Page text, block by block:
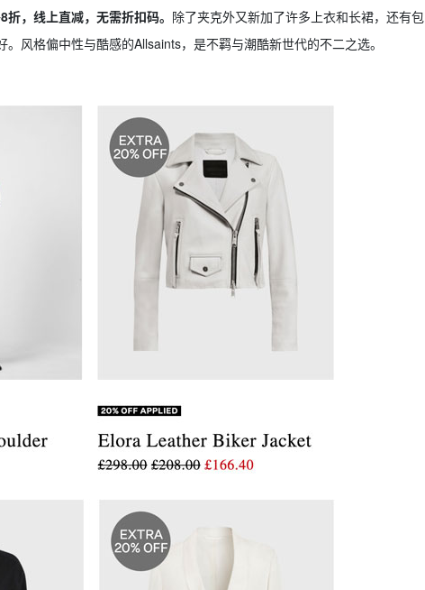
，线上直减，无需折扣码。 除了夹克外又新加了许多上衣和长裙，还有包
风格偏中性与酷感的Allsaints，是不羁与潮酷新世代的不二之选。